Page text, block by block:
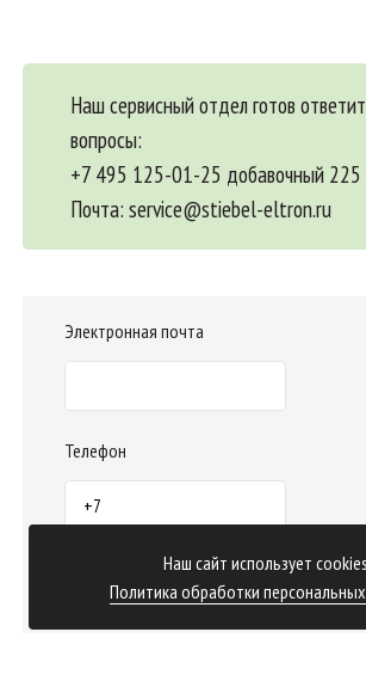
Наш сервисный отдел готов
вопросы:
+7 495 125-01-25 добавочный 225
Почта: service@stiebel-eltron.ru
Электронная почта
Телефон
Отправить заказ
Наш сайт использует
Политика обработки